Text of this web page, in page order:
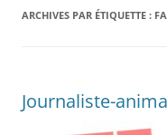
ARCHIVES PAR ÉTIQUETTE :
Journaliste-